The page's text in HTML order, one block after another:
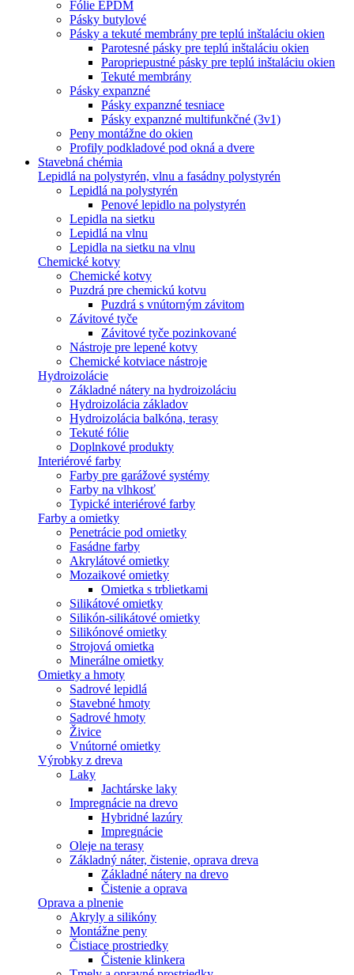
Fólie EPDM
Pásky butylové
Pásky a tekuté membrány pre teplú inštaláciu okien
Parotesné pásky pre teplú inštaláciu okien
Paropriepustné pásky pre teplú inštaláciu okien
Tekuté membrány
Pásky expanzné
Pásky expanzné tesniace
Pásky expanzné multifunkčné (3v1)
Peny montážne do okien
Profily podkladové pod okná a dvere
Stavebná chémia
Lepidlá na polystyrén, vlnu a fasádny polystyrén
Lepidlá na polystyrén
Penové lepidlo na polystyrén
Lepidla na sietku
Lepidlá na vlnu
Lepidla na sietku na vlnu
Chemické kotvy
Chemické kotvy
Puzdrá pre chemickú kotvu
Puzdrá s vnútorným závitom
Závitové tyče
Závitové tyče pozinkované
Nástroje pre lepené kotvy
Chemické kotviace nástroje
Hydroizolácie
Základné nátery na hydroizoláciu
Hydroizolácia základov
Hydroizolácia balkóna, terasy
Tekuté fólie
Doplnkové produkty
Interiérové farby
Farby pre garážové systémy
Farby na vlhkosť
Typické interiérové farby
Farby a omietky
Penetrácie pod omietky
Fasádne farby
Akrylátové omietky
Mozaikové omietky
Omietka s trblietkami
Silikátové omietky
Silikón-silikátové omietky
Silikónové omietky
Strojová omietka
Minerálne omietky
Omietky a hmoty
Sadrové lepidlá
Stavebné hmoty
Sadrové hmoty
Živice
Vnútorné omietky
Výrobky z dreva
Laky
Jachtárske laky
Impregnácie na drevo
Hybridné lazúry
Impregnácie
Oleje na terasy
Základný náter, čistenie, oprava dreva
Základné nátery na drevo
Čistenie a oprava
Oprava a plnenie
Akryly a silikóny
Montážne peny
Čistiace prostriedky
Čistenie klinkera